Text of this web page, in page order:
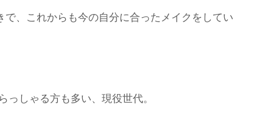
、これからも今の自分に合ったメイクをしてい
しゃる方も多い、現役世代。